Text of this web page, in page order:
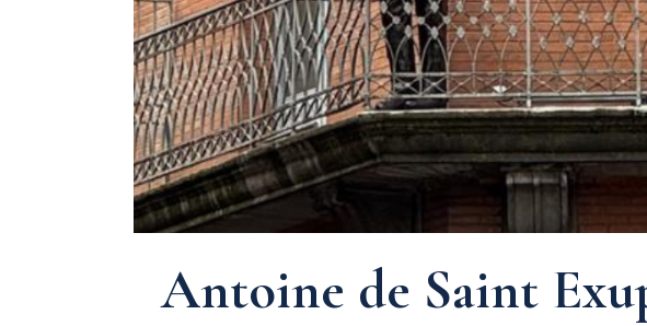
Antoine de Saint